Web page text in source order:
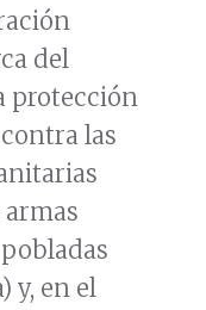
del
protección
las
armas
y, en el